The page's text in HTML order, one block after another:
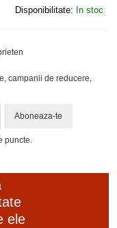
Disponibilitate: In stoc
campanii de reducere,
Aboneaza-te
puncte.
ele